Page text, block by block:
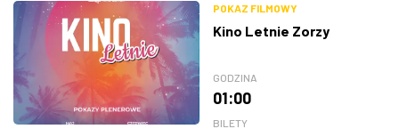
POKAZ FILMOWY
Kino Letnie Zorzy
GODZINA
01:00
BILETY